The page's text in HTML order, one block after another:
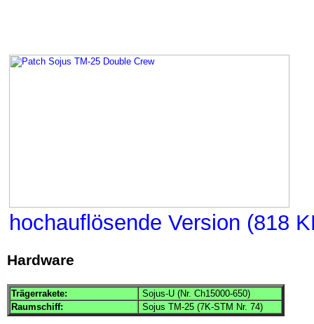
hochauflösende Version (818
Hardware
Trägerrakete:
Sojus-U (Nr. Ch15000-650)
Raumschiff:
Sojus TM-25 (7K-STM Nr. 74)